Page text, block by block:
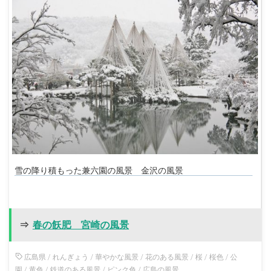
雪の降り積もった兼六園の風景 金沢の風景
⇒ 春の飫肥 宮崎の風景
広島県 / れんぎょう / 華やかな風景 / 花のある風景 / 桜 / 桜色 / 公